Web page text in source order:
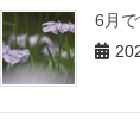
6月で